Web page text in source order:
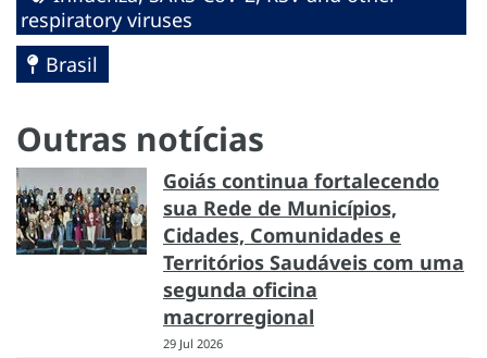
respiratory viruses
Brasil
Outras notícias
Goiás continua fortalecendo
sua Rede de Municípios,
Cidades, Comunidades e
Territórios Saudáveis com uma
segunda oficina
macrorregional
29 Jul 2026